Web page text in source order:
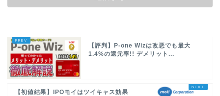
【評判】P-one Wizは改悪でも最大
1.4%の還元率!! デメリット...
【初値結果】IPOモイはツイキャス効果